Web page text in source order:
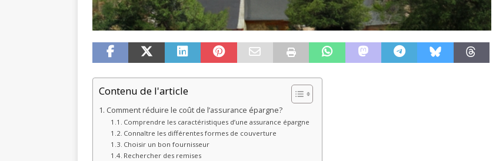
Contenu de l'article
Comment réduire le coût de l’assurance épargne?
Comprendre les caractéristiques d’une assurance épargne
Connaître les différentes formes de couverture
Choisir un bon fournisseur
Rechercher des remises